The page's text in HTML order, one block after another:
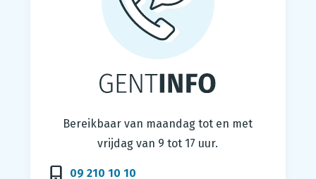
Gentinfo
Bereikbaar van maandag tot en met
vrijdag van 9 tot 17 uur.
09 210 10 10